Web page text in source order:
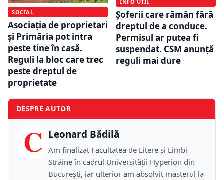
SOCIAL
Asociația de proprietari
și Primăria pot intra
peste tine în casă.
Reguli la bloc care trec
peste dreptul de
proprietate
INFO UTIL
Șoferii care rămân fără
dreptul de a conduce.
Permisul ar putea fi
suspendat. CSM anunță
reguli mai dure
DESPRE AUTOR
C Leonard Bădilă
Am finalizat Facultatea de Litere și Limbi
Străine în cadrul Universității Hyperion din
București, iar ulterior am absolvit masterul la